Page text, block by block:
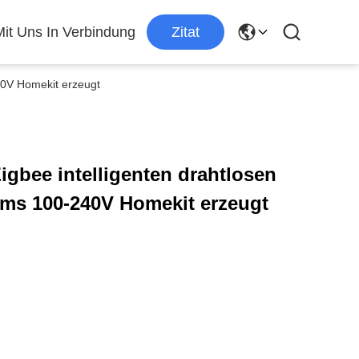
Uns In Verbindung Zitat
Homekit erzeugt
intelligenten drahtlosen
100-240V Homekit erzeugt